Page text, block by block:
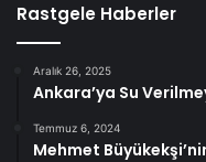
Rastgele Haberler
Aralık 26, 2025
Ankara’ya Su
Temmuz 6, 2024
Mehmet